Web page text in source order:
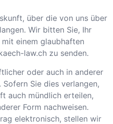
über die von uns über
Wir bitten Sie, Ihr
einem glaubhaften
law.ch zu senden.
oder auch in anderer
Sie dies verlangen,
auch mündlich erteilen,
Form nachweisen.
elektronisch, stellen wir